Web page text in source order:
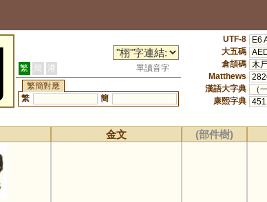
繁 簡 港
單讀音字
繁簡對應
繁
簡
UTF-8
E6
大五碼
倉頡碼
木
Matthews
漢語大字典
（
康熙字典 451
金文 (部件樹)